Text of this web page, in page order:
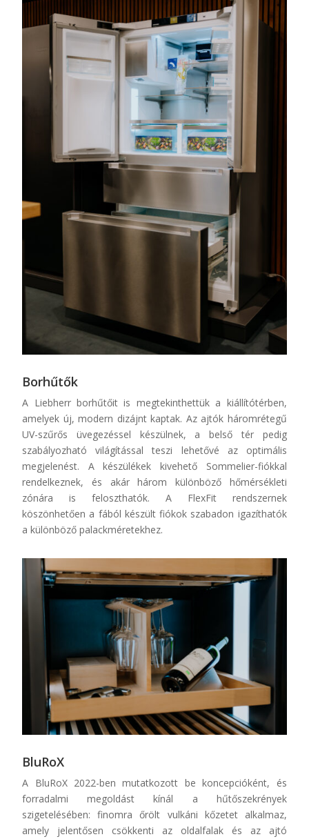
Borhűtők
A Liebherrborhűtőit is megtekinthettük a kiállítótérben,
amelyek új, modern dizájnt kaptak. Az ajtók háromrétegű
UV-szűrős üvegezéssel készülnek, a belső tér pedig
szabályozható világítással teszi lehetővé az optimális
megjelenést. A készülékek kivehető Sommelier-fiókkal
rendelkeznek, és akár három különböző hőmérsékleti
zónára is feloszthatók. A FlexFitrendszernek
köszönhetően a fából készült fiókok szabadon igazíthatók
a különböző palackméretekhez.
BluRoX
A BluRoX2022-ben mutatkozott be koncepcióként, és
forradalmi megoldást kínál a hűtőszekrények
szigetelésében: finomra őrölt vulkáni kőzetet alkalmaz,
amely jelentősen csökkenti az oldalfalak és az ajtó